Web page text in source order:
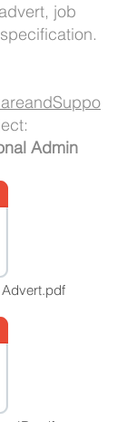
job
Admin